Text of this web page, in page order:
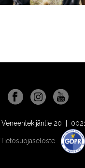
20 |
Tietosuojaseloste